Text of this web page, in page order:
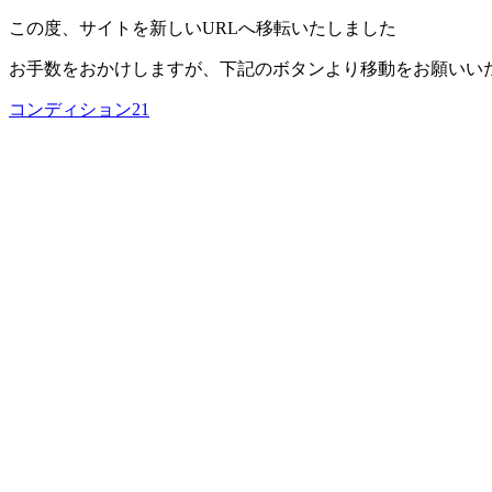
この度、サイトを新しいURLへ移転いたしました
お手数をおかけしますが、下記のボタンより移動をお願いい
コンディション21